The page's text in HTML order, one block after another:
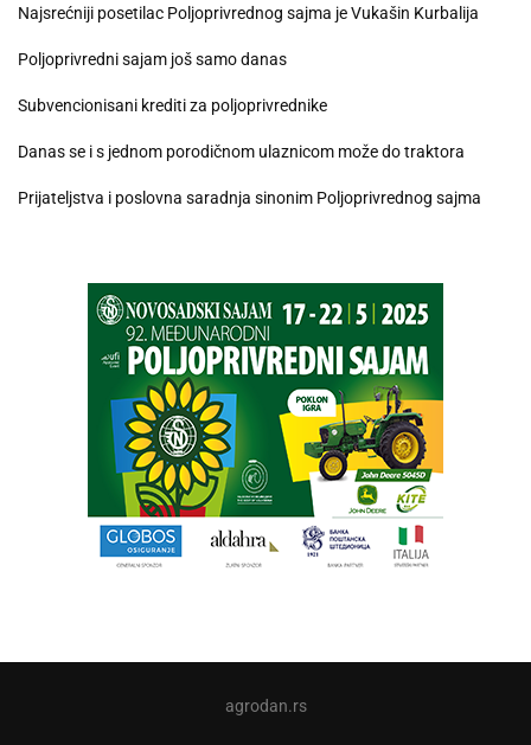
Najsrećniji posetilac Poljoprivrednog sajma je Vukašin Kurbalija
Poljoprivredni sajam još samo danas
Subvencionisani krediti za poljoprivrednike
Danas se i s jednom porodičnom ulaznicom može do traktora
Prijateljstva i poslovna saradnja sinonim Poljoprivrednog sajma
agrodan.rs